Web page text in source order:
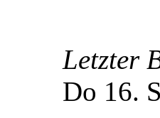
Letzter
Do 16.